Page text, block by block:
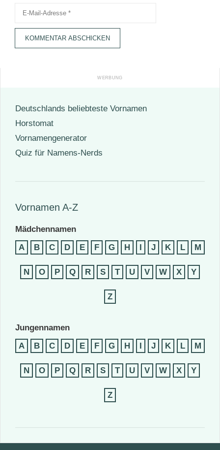
Adresse
Deutschlands beliebteste Vornamen
Horstomat
Vornamengenerator
Quiz für Namens-Nerds
Vornamen A-Z
Mädchennamen
A
B C D E F G H J K L M
N O P Q R S T U V W X Y
Z
Jungennamen
A
B C D E F G H J K L M
N O P Q R S T U V W X Y
Z